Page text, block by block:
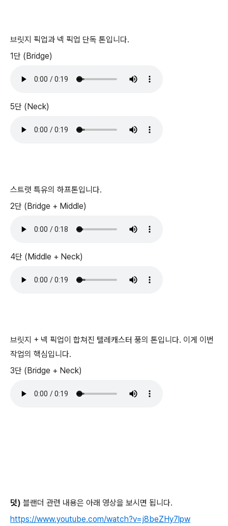
브릿지 픽업과 넥 픽업 단독 톤입니다.
1단 (Bridge)
5단 (Neck)
스트랫 특유의 하프톤입니다.
2단 (Bridge + Middle)
4단 (Middle + Neck)
브릿지 + 넥 픽업이 합쳐진 텔레캐스터 풍의 톤입니다. 이게 이번
작업의 핵심입니다.
3단 (Bridge + Neck)
덧) 블랜더 관련 내용은 아래 영상을 보시면 됩니다.
https://www.youtube.com/watch?v=j8beZHy7lpw